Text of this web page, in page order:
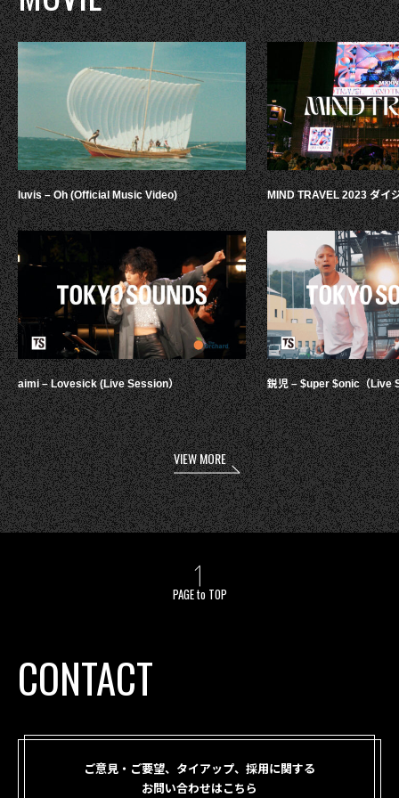
luvis – Oh (Official Music Video)
aimi – Lovesick (Live Session）
MIND TRAVEL 2023 ダイ
鋭児 – $uper $onic（Live
VIEW MORE
PAGE to TOP
CONTACT
ご意見・ご要望、タイアップ、採用に関する
お問い合わせはこちら